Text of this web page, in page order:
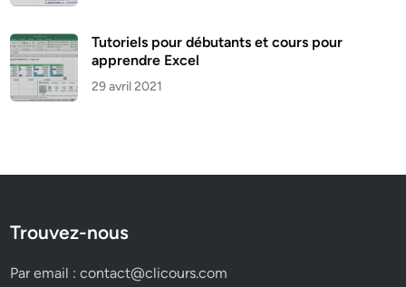
Tutoriels pour débutants et cours pour
apprendre Excel
29 avril 2021
Trouvez-nous
Par email :contact@clicours.com